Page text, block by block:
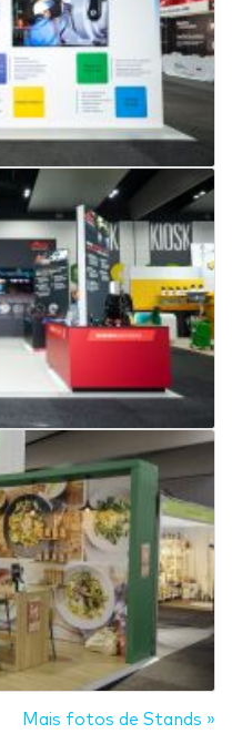
Mais fotos de Stands »